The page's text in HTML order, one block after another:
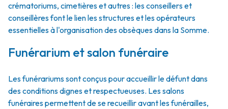
crématoriums, cimetières et autres : les conseillers et
conseillères font le lien les structures et les opérateurs
essentielles à l'organisation des obsèques dans la Somme.
Funérarium et salon funéraire
Les funérariums sont conçus pour accueillir le défunt dans
des conditions dignes et respectueuses. Les salons
funéraires permettent de se recueillir avant les funérailles,